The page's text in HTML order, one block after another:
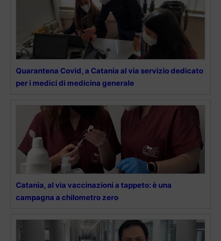
Quarantena Covid, a Catania al via servizio dedicato
per i medici di medicina generale
Catania, al via vaccinazioni a tappeto: è una
campagna a chilometro zero